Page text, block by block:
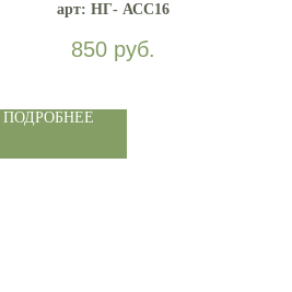
арт: НГ- АСС16
850 руб.
ПОДРОБНЕЕ